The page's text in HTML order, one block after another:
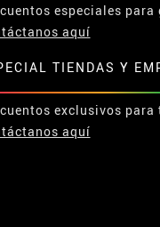
especiales para
aquí
TIENDAS Y
exclusivos para
aquí